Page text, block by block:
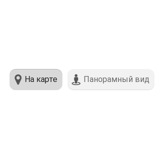
На карте Панорамный вид